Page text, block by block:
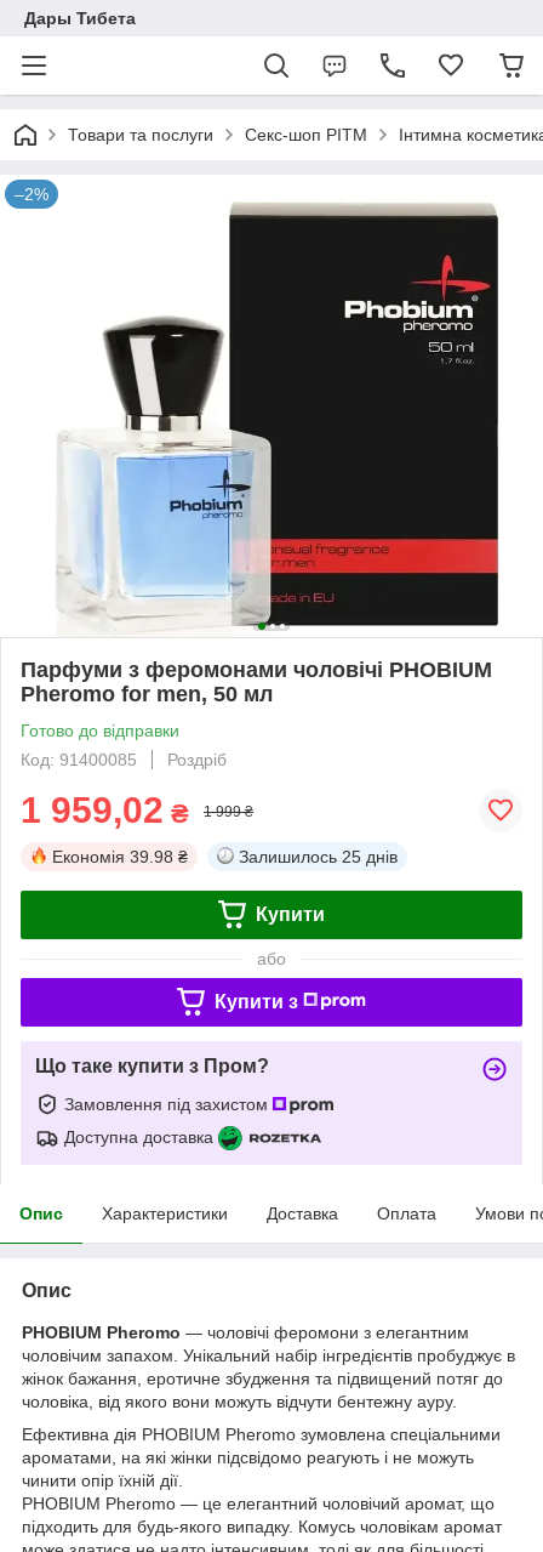
Дары Тибета
Товари та послуги Секс-шоп РІТМ Інтимна
–2%
Парфуми з феромонами чоловічі PHOBIUM
Pheromo for men, 50 мл
Готово до відправки
Код: 91400085
Роздріб
1 959,02 ₴ 1 999 ₴
Економія 39.98 ₴ Залишилось 25 днів
Купити
або
Купити з
Що таке купити з Пром?
Замовлення під захистом
Доступна доставка
Опис Характеристики Доставка Оплата Умови
Опис
PHOBIUM Pheromo — чоловічі феромони з елегантним
чоловічим запахом. Унікальний набір інгредієнтів пробуджує в
жінок бажання, еротичне збудження та підвищений потяг до
чоловіка, від якого вони можуть відчути бентежну ауру.
Ефективна дія PHOBIUM Pheromo зумовлена спеціальними
ароматами, на які жінки підсвідомо реагують і не можуть
чинити опір їхній дії.
PHOBIUM Pheromo — це елегантний чоловічий аромат, що
підходить для будь-якого випадку. Комусь чоловікам аромат